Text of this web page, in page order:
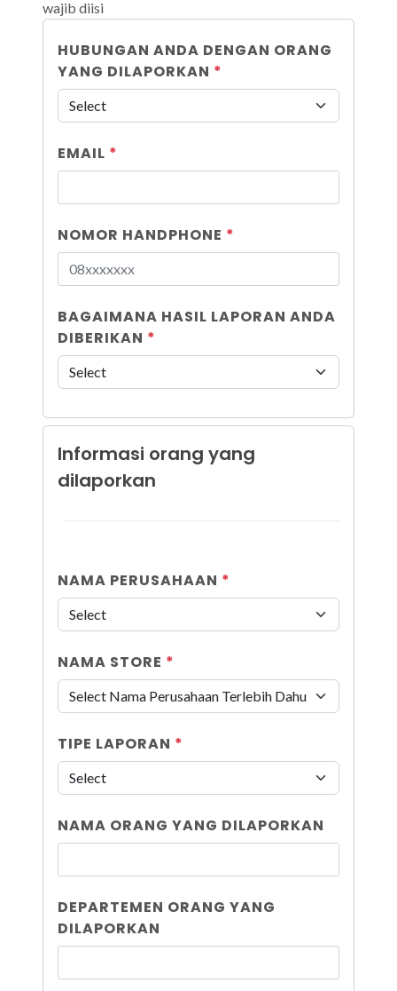
wajib diisi
HUBUNGAN ANDA DENGAN ORANG
YANG DILAPORKAN *
EMAIL *
NOMOR HANDPHONE *
BAGAIMANA HASIL LAPORAN ANDA
DIBERIKAN *
Informasi orang yang
dilaporkan
NAMA PERUSAHAAN *
NAMA STORE *
TIPE LAPORAN *
NAMA ORANG YANG DILAPORKAN
DEPARTEMEN ORANG YANG
DILAPORKAN